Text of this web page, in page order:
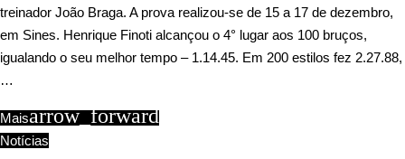
treinador João Braga. A prova realizou-se de 15 a 17 de dezembro,
em Sines. Henrique Finoti alcançou o 4° lugar aos 100 bruços,
igualando o seu melhor tempo – 1.14.45. Em 200 estilos fez 2.27.88,
…
Maisarrow_forward
Notícias